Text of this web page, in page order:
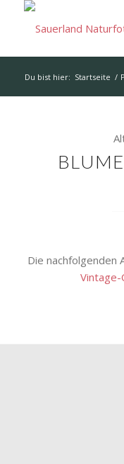
Du bist hier: Startseite /
Die nachfolgenden